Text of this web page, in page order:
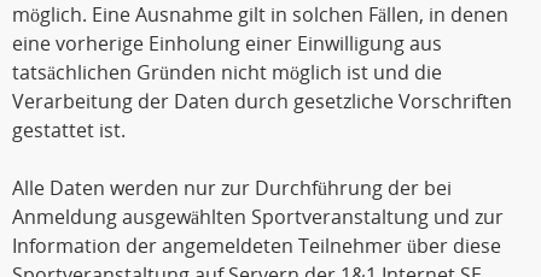
möglich. Eine Ausnahme gilt in solchen Fällen, in denen
eine vorherige Einholung einer Einwilligung aus
tatsächlichen Gründen nicht möglich ist und die
Verarbeitung der Daten durch gesetzliche Vorschriften
gestattet ist.
Alle Daten werden nur zur Durchführung der bei
Anmeldung ausgewählten Sportveranstaltung und zur
Information der angemeldeten Teilnehmer über diese